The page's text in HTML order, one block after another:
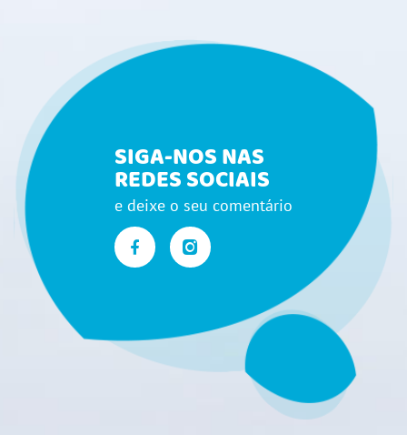
SIGA-NOS NAS
REDES SOCIAIS
e deixe o seu comentário